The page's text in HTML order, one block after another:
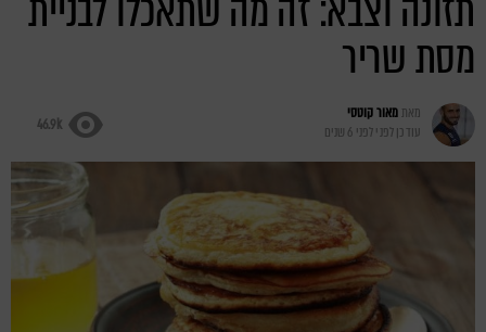
מסת שריר
מאתמאור קוטסי
עודכן לפנילפני 6 שנים 46.9k